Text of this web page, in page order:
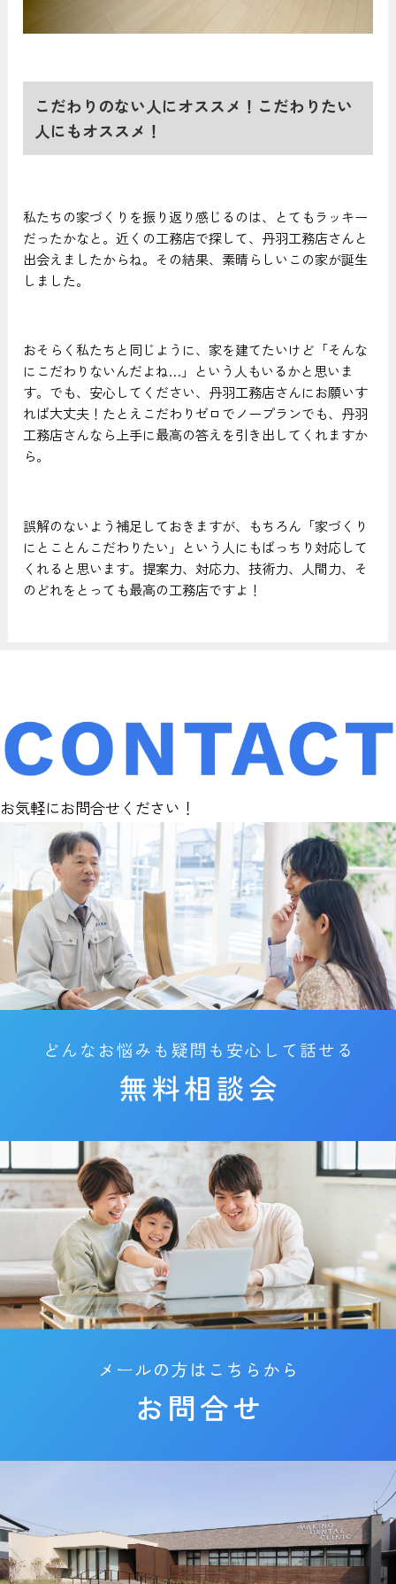
こだわりのない人にオススメ！こだわりたい
人にもオススメ！
私たちの家づくりを振り返り感じるのは、とてもラッキー
だったかなと。近くの工務店で探して、丹羽工務店さんと
出会えましたからね。その結果、素晴らしいこの家が誕生
しました。
おそらく私たちと同じように、家を建てたいけど「そんな
にこだわりないんだよね…」という人もいるかと思いま
す。でも、安心してください、丹羽工務店さんにお願いす
れば大丈夫！たとえこだわりゼロでノープランでも、丹羽
工務店さんなら上手に最高の答えを引き出してくれますか
ら。
誤解のないよう補足しておきますが、もちろん「家づくり
にとことんこだわりたい」という人にもばっちり対応して
くれると思います。提案力、対応力、技術力、人間力、そ
のどれをとっても最高の工務店ですよ！
お気軽にお問合せください！